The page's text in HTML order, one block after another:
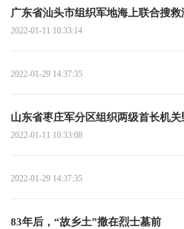
广东省汕头市组织军地海上联合搜救
2022-01-11 10:33:14
2022-01-29 14:37:35
山东省枣庄军分区组织两级首长机关
2022-01-11 10:33:08
2022-01-29 14:37:35
83年后，“故乡土”撒在烈士墓前